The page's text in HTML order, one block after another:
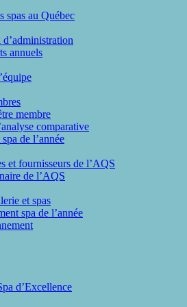
spas au Québec
annuels
membre
comparative
de l’année
et fournisseurs de l’AQS
de l’AQS
et spas
spa de l’année
d’Excellence